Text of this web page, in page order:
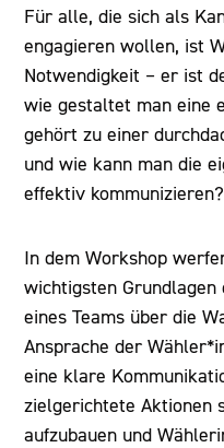
Für alle, die sich als
engagieren wollen, ist
Notwendigkeit – er ist
wie gestaltet man eine
gehört zu einer
und wie kann man die
effektiv kommunizieren?
In dem Workshop
wichtigsten Grundlagen
eines Teams über die
Ansprache der
eine klare
zielgerichtete Aktionen
aufzubauen und